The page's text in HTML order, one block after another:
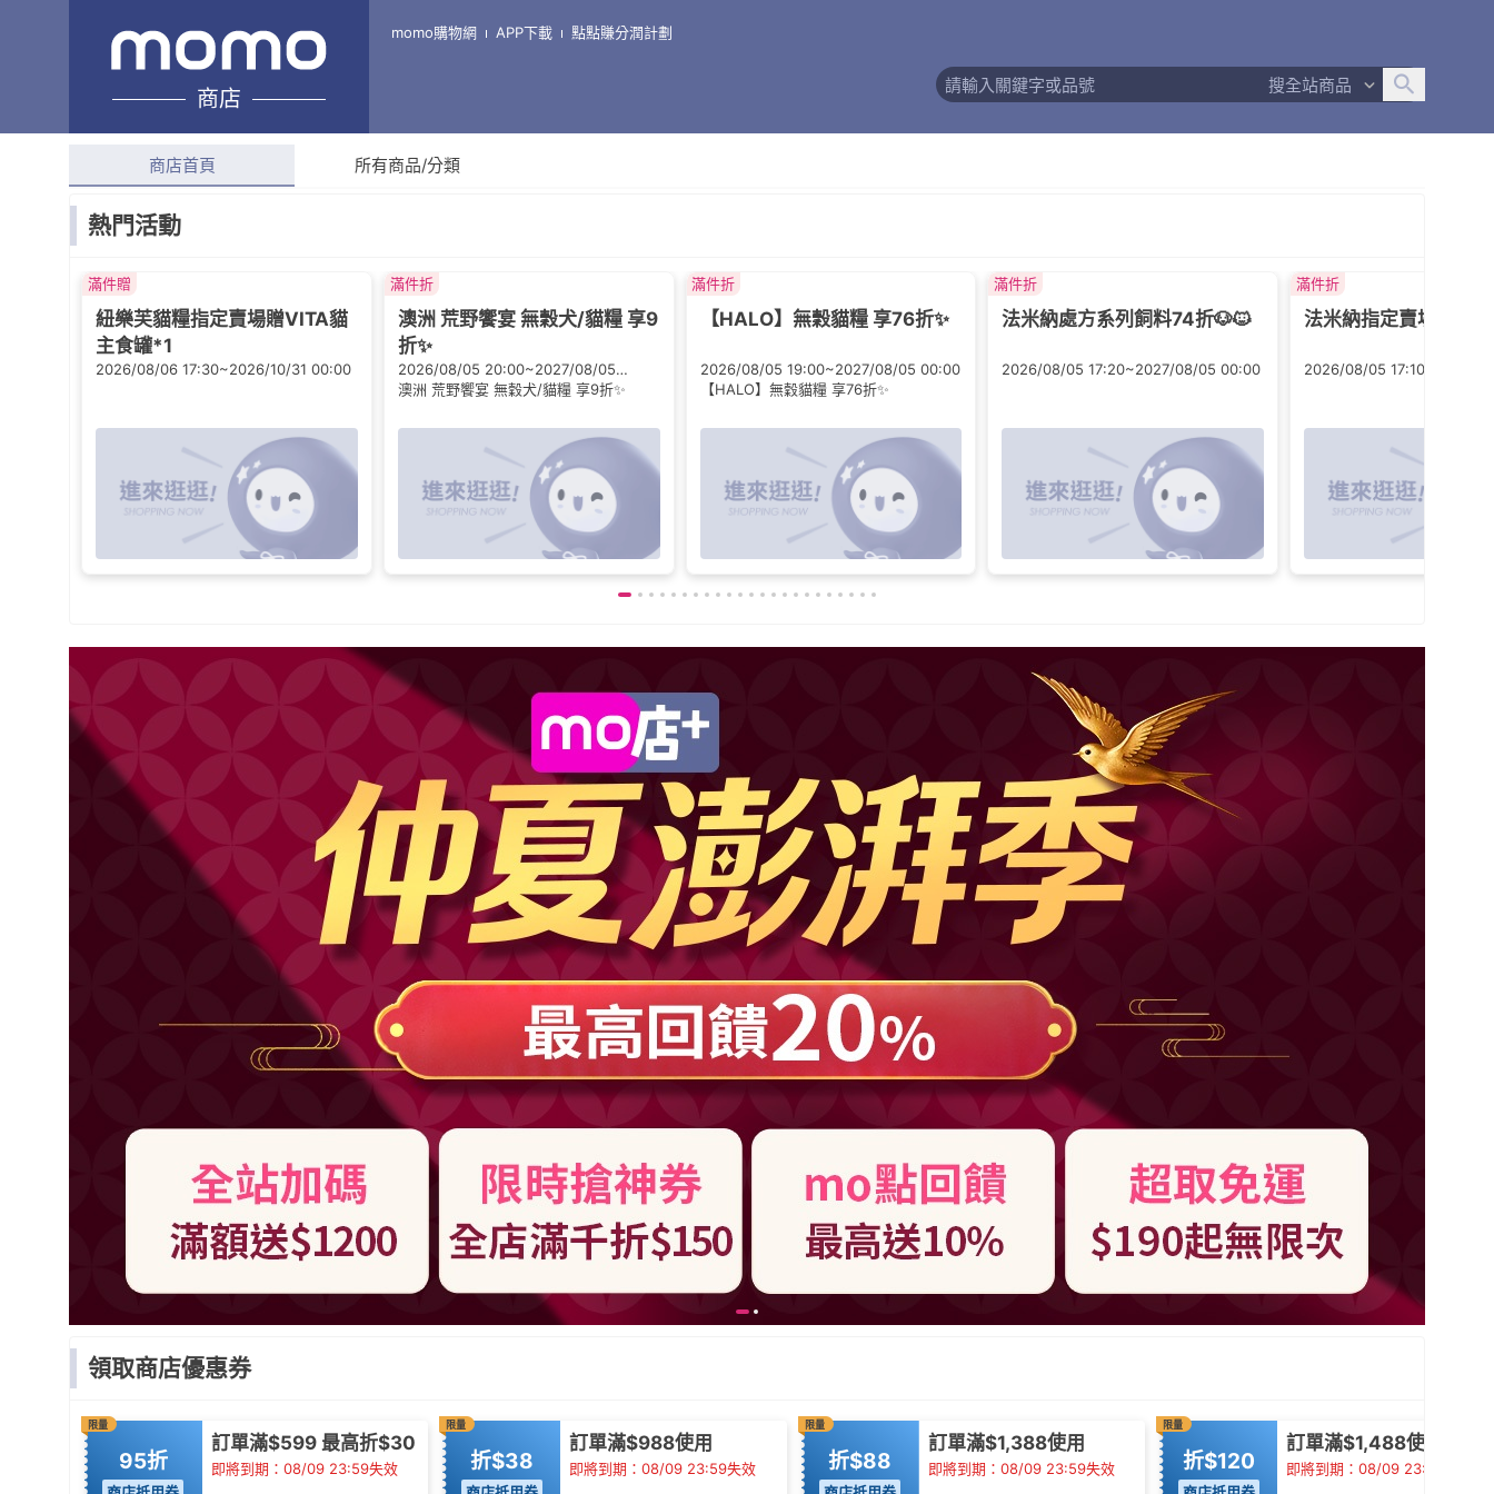
商店
momo購物網 APP下載 點點賺分潤計劃
搜全站商品
YOYO犬貓館
綜合評分 商店簡介 退換貨須知
商店首頁 所有商品/分類
熱門活動
滿件贈
紐樂芙貓糧指定賣場贈VITA貓
主食罐*1
2026/08/06 17:30~2026/10/31 00:00
滿件折
澳洲 荒野饗宴 無穀犬/貓糧 享9
折✨
2026/08/05 20:00~2027/08/05
00:00
澳洲 荒野饗宴 無穀犬/貓糧 享9折✨
滿件折
【HALO】無穀貓糧 享76折✨
2026/08/05 19:00~2027/08/05 00:00
【HALO】無穀貓糧 享76折✨
滿件折
法米納處方系列飼料74折🐶🐱
2026/08/05 17:20~2027/08/05 00:00
滿件折
法米納指定賣場78折
2026/08/05 17:10~2027/
領取商店優惠券
限量
95折
訂單滿$599 最高折$30
即將到期：08/09 23:59失效
限量
折$38
訂單滿$988使用
即將到期：08/09 23:59失效
限量
折$88
訂單滿$1,388使用
即將到期：08/09 23:59失效
限量
折$120
訂單滿$1,488使用
即將到期：08/09 23:59失效